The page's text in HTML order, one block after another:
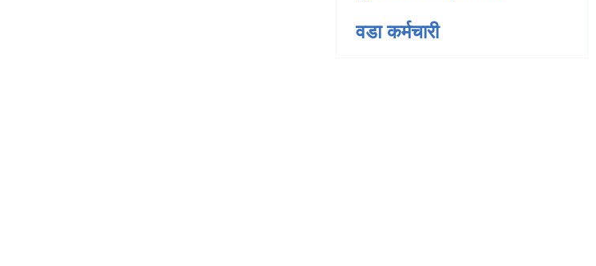
वडा कर्मचारी